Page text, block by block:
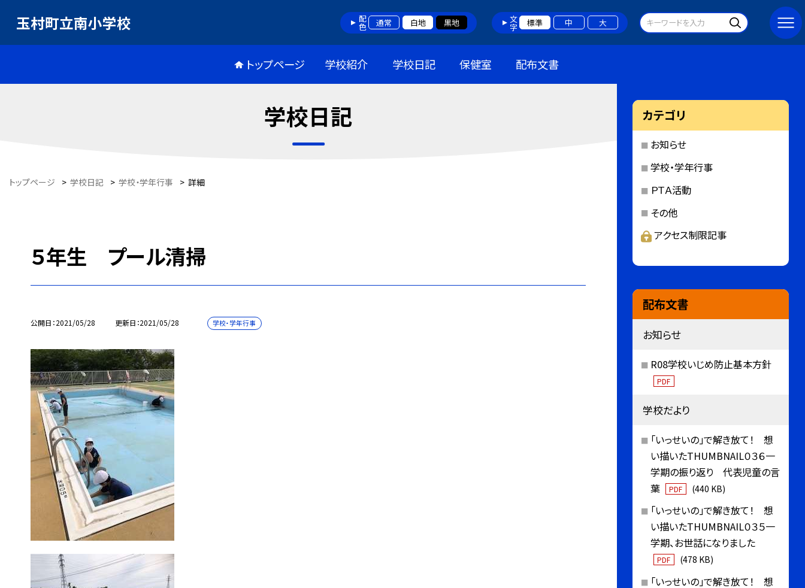
玉村町立南小学校 配色 通常 白地 黒地 文字 標準 中 大
トップページ 学校紹介 学校日記 保健室 配布文書
学校日記
トップページ > 学校日記 > 学校・学年行事 > 詳細
５年生 プール清掃
公開日 2021/05/28 更新日 2021/05/28 学校・学年行事
カテゴリ
お知らせ
学校・学年行事
ＰＴＡ活動
その他
アクセス制限記事
配布文書
お知らせ
R08学校いじめ防止基本方針
PDF
学校だより
「いっせいの」で解き放て！ 想
い描いたTHUMBNAIL０３６一
学期の振り返り 代表児童の言
葉
PDF (440 KB)
「いっせいの」で解き放て！ 想
い描いたTHUMBNAIL０３５一
学期、お世話になりました
PDF (478 KB)
「いっせいの」で解き放て！ 想